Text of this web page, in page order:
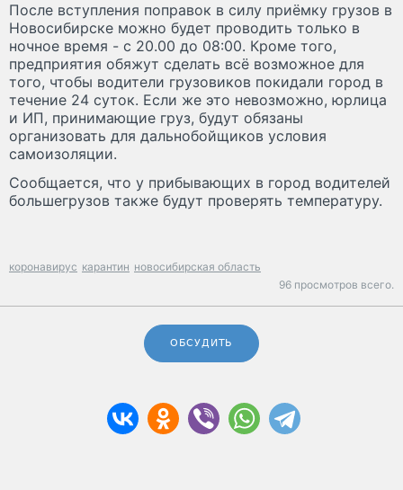
После вступления поправок в силу приёмку грузов в
Новосибирске можно будет проводить только в
ночное время - с 20.00 до 08:00. Кроме того,
предприятия обяжут сделать всё возможное для
того, чтобы водители грузовиков покидали город в
течение 24 суток. Если же это невозможно, юрлица
и ИП, принимающие груз, будут обязаны
организовать для дальнобойщиков условия
самоизоляции.
Сообщается, что у прибывающих в город водителей
большегрузов также будут проверять температуру.
коронавирус карантин новосибирская область
96 просмотров всего.
ОБСУДИТЬ